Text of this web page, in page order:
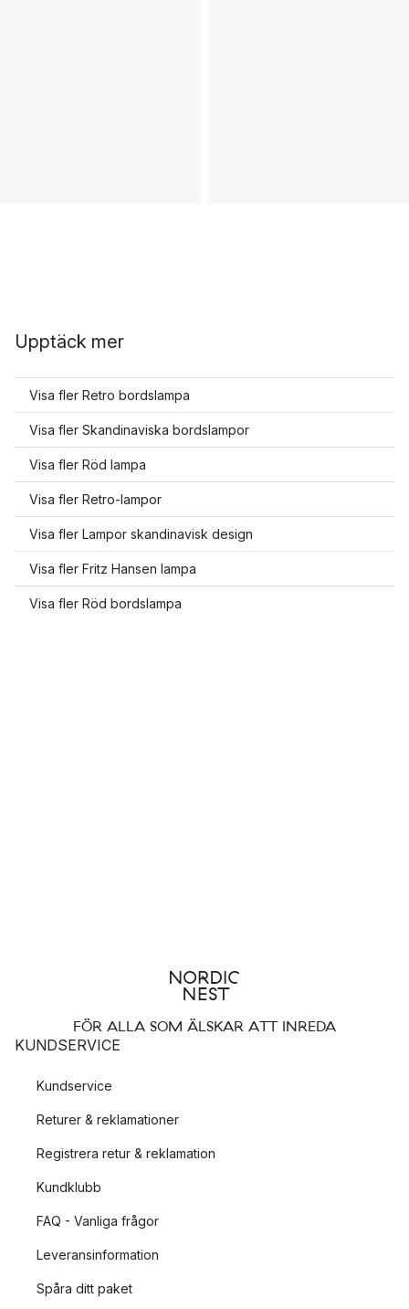
Upptäck mer
Visa fler Retro bordslampa
Visa fler Skandinaviska bordslampor
Visa fler Röd lampa
Visa fler Retro-lampor
Visa fler Lampor skandinavisk design
Visa fler Fritz Hansen lampa
Visa fler Röd bordslampa
FÖR ALLA SOM ÄLSKAR ATT INREDA
KUNDSERVICE
Kundservice
Returer & reklamationer
Registrera retur & reklamation
Kundklubb
FAQ - Vanliga frågor
Leveransinformation
Spåra ditt paket